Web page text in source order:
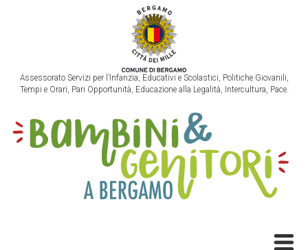
Assessorato Servizi per l’Infanzia, Educativi e Scolastici, Politiche Giovanili,
Tempi e Orari, Pari Opportunità, Educazione alla Legalità, Intercultura, Pace.